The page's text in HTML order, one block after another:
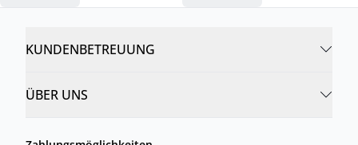
KUNDENBETREUUNG
ÜBER UNS